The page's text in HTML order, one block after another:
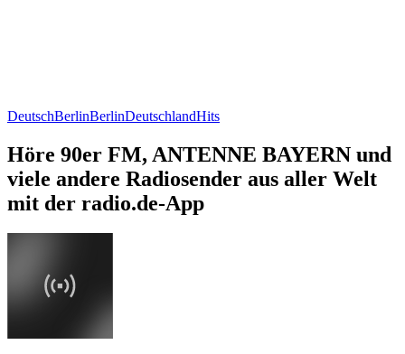
DeutschBerlinBerlinDeutschlandHits
Höre 90er FM, ANTENNE BAYERN und
viele andere Radiosender aus aller Welt
mit der radio.de-App